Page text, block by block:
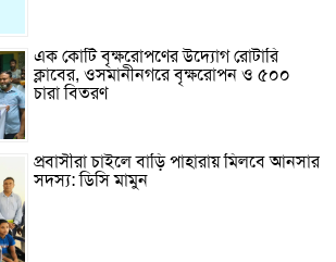
এক কোটি বৃক্ষরোপণের উদ্যোগ রোটারি
ক্লাবের, ওসমানীনগরে বৃক্ষরোপন ও ৫০০
চারা বিতরণ
প্রবাসীরা চাইলে বাড়ি পাহারায় মিলবে আনসার
সদস্য: ডিসি মামুন